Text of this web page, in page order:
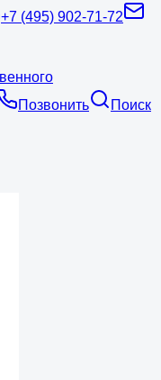
+7 (495) 902-71-72
Позвонить
Поиск